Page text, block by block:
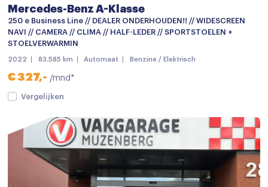
Achterbank in delen neerklapbaar
Airco
Airco (automatisch)
Airco met elektronische regeling
Aluminium interieur afwerking
Armsteun
Armsteun voor
Bestuurdersstoel in hoogte verstelbaar
Binnenspiegel automatisch dimmend
Mercedes-Benz A-Klasse
250 e Business Line // DEALER ONDERHOUDEN!! // WIDESCREEN
NAVI // CAMERA // CLIMA // HALF-LEDER // SPORTSTOELEN +
STOELVERWARMIN
2022 83.585 km Automaat Benzine / Elektrisch
€ 327,- /mnd*
Vergelijken